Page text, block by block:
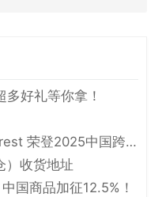
好礼等你拿！
喜讯！大森林物流创始人 Forest 荣登2025中国跨境电商物流名人堂！
）收货地址
国商品加征12.5%！